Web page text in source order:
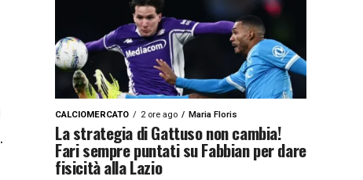
.
CALCIOMERCATO 2 ore ago Maria Floris
La strategia di Gattuso non cambia!
Fari sempre puntati su Fabbian per dare
fisicità alla Lazio